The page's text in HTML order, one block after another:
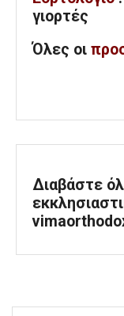
γιορτές
Όλες οι
Διαβάστε